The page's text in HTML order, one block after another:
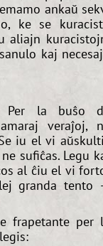
ankaŭ
ke se
aliajn
kaj
Per la buŝo
veraĵoj,
iu el vi
sufiĉas. Legu
al ĉiu el vi
granda tento
frapetante per